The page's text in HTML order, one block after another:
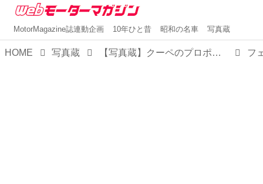
MotorMagazine誌連動企画 10年ひと昔 昭和の名車 写真蔵
HOME 写真蔵 【写真蔵】クーペのプロポーションをそのままにオープン化した、フェラーリ「アマルフィ スパイダー」